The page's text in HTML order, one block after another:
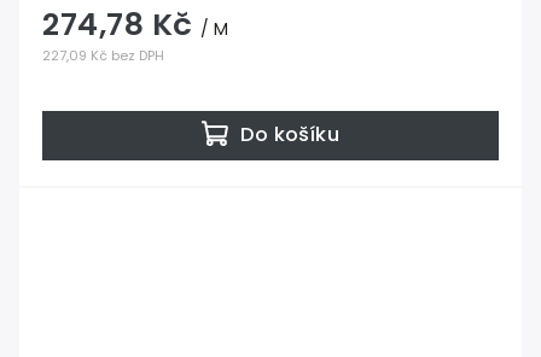
227,09 Kč bez DPH
274,78 Kč / M
Do košíku